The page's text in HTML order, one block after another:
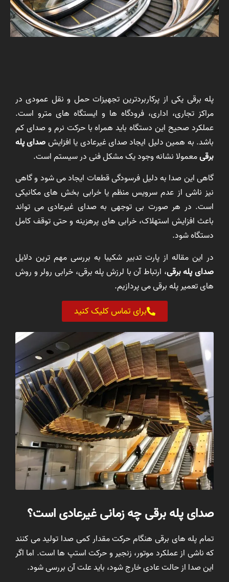
پله برقی یکی از پرکاربردترین تجهیزات حمل و نقل عمودی در
مراکز تجاری، اداری، فرودگاه ها و ایستگاه های مترو است.
عملکرد صحیح این دستگاه باید همراه با حرکت نرم و صدای کم
باشد. به همین دلیل ایجاد صدای غیرعادی یا افزایشصدای پله
برقیمعمولا نشانه وجود یک مشکل فنی در سیستم است.
گاهی این صدا به دلیل فرسودگی قطعات ایجاد می شود و گاهی
نیز ناشی از عدم سرویس منظم یا خرابی بخش های مکانیکی
است. در هر صورت بی توجهی به صدای غیرعادی می تواند
باعث افزایش استهلاک، خرابی های پرهزینه و حتی توقف کامل
دستگاه شود.
در این مقاله از پارت تدبیر شکیبا به بررسی مهم ترین دلایل
صدای پله برقی، ارتباط آن با لرزش پله برقی، خرابی رولر و روش
های تعمیر پله برقی می پردازیم.
برای تماس کلیک کنید
صدای پله برقی چه زمانی غیرعادی است؟
تمام پله های برقی هنگام حرکت مقدار کمی صدا تولید می کنند
که ناشی از عملکرد موتور، زنجیر و حرکت استپ ها است. اما اگر
این صدا از حالت عادی خارج شود، باید علت آن بررسی شود.